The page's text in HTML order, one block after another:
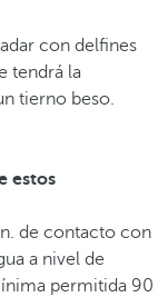
con delfines
tendrá la
tierno beso.
estos
de contacto con
a nivel de
permitida 90